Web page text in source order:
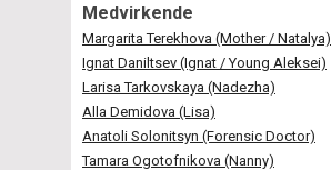
Medvirkende
Margarita Terekhova (Mother / Natalya)
Ignat Daniltsev (Ignat / Young Aleksei)
Larisa Tarkovskaya (Nadezha)
Alla Demidova (Lisa)
Anatoli Solonitsyn (Forensic Doctor)
Tamara Ogotofnikova (Nanny)